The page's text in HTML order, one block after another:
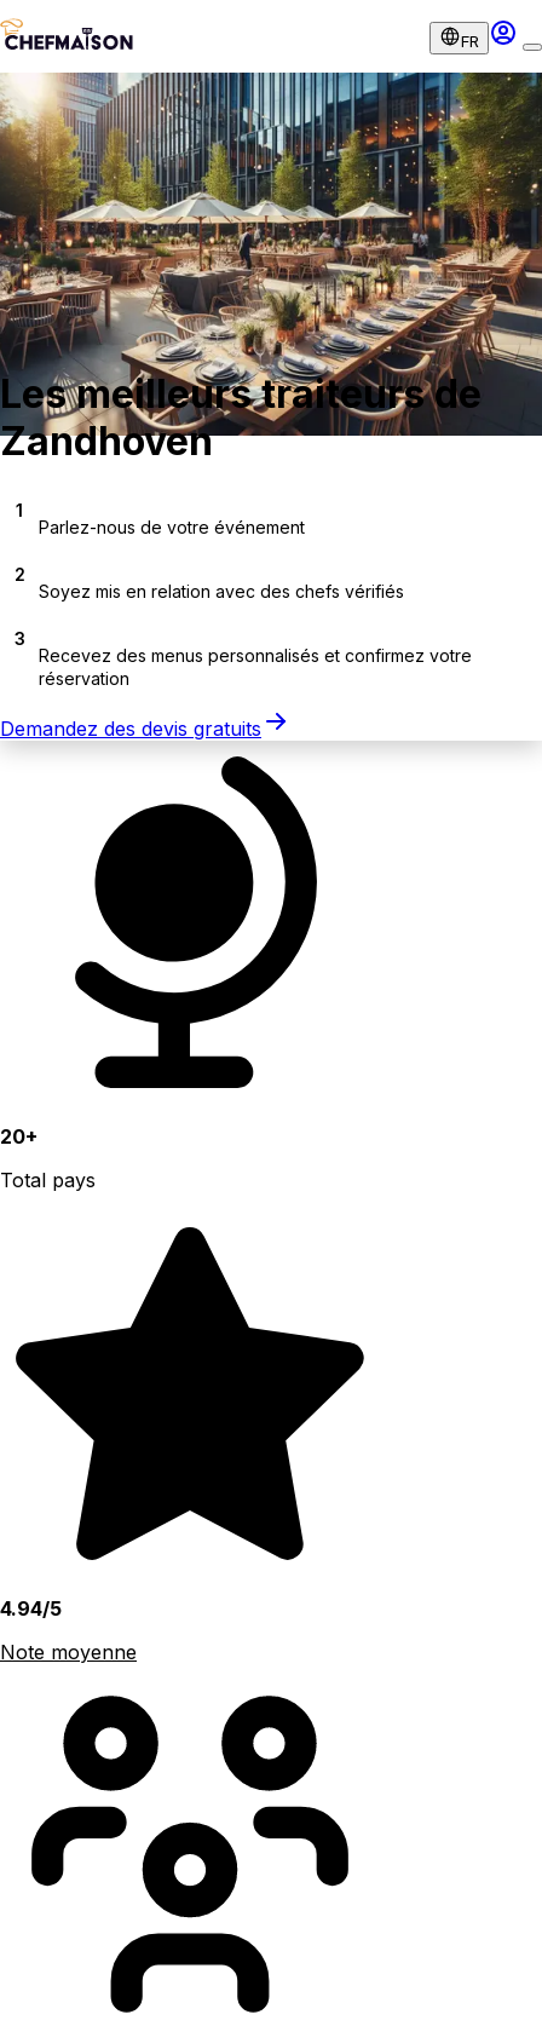
FR
Les meilleurs traiteurs de
Zandhoven
1
Parlez-nous de votre événement
2
Soyez mis en relation avec des chefs vérifiés
3
Recevez des menus personnalisés et confirmez votre
réservation
Demandez des devis gratuits
20+
Total pays
4.94/5
Note moyenne